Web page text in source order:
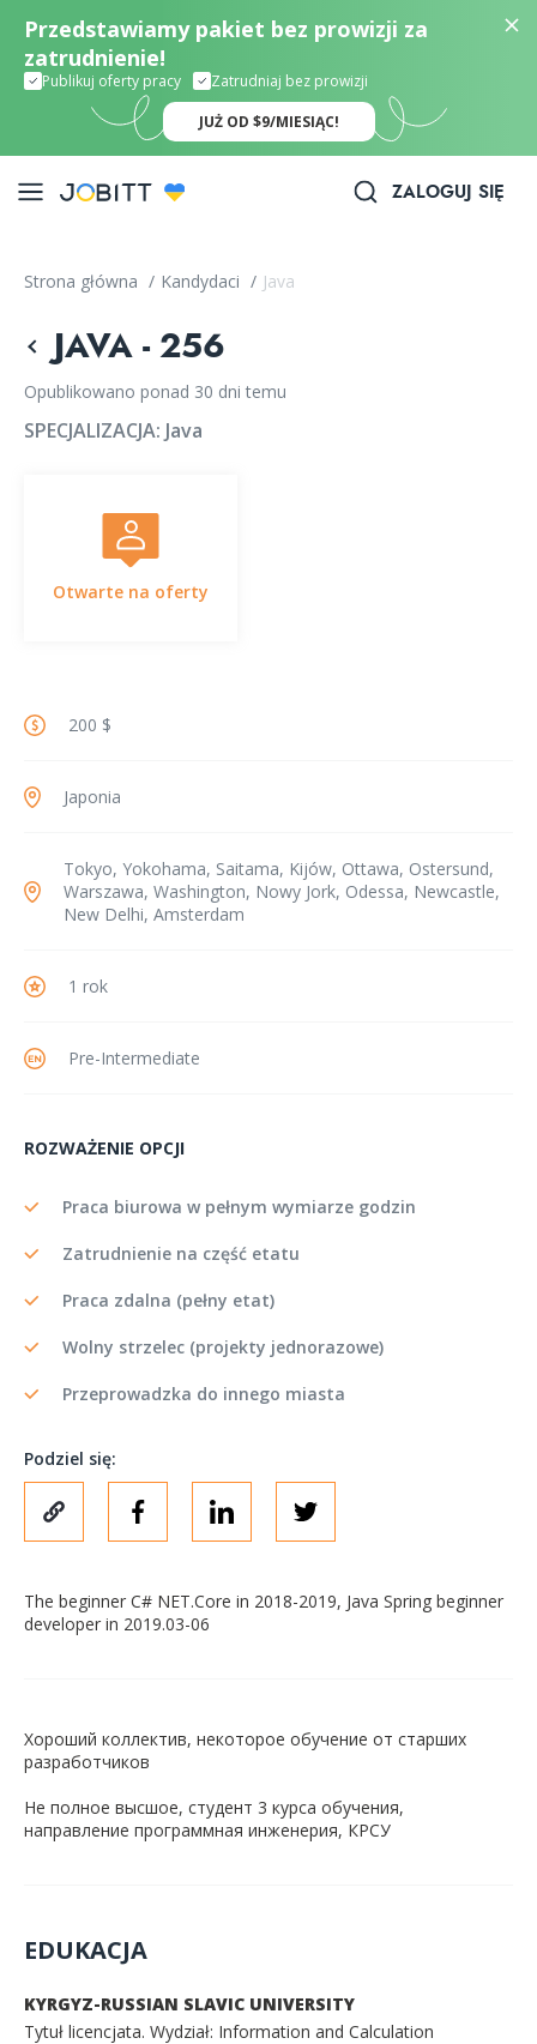
Przedstawiamy pakiet bez prowizji za
zatrudnienie!
Publikuj oferty pracy Zatrudniaj bez prowizji
JUŻ OD $9/MIESIĄC!
ZALOGUJ SIĘ
Strona główna / Kandydaci / Java
JAVA - 256
Opublikowano ponad 30 dni temu
SPECJALIZACJA: Java
Otwarte na oferty
200 $
Japonia
Tokyo, Yokohama, Saitama, Kijów, Ottawa, Ostersund,
Warszawa, Washington, Nowy Jork, Odessa, Newcastle,
New Delhi, Amsterdam
1 rok
Pre-Intermediate
ROZWAŻENIE OPCJI
Praca biurowa w pełnym wymiarze godzin
Zatrudnienie na część etatu
Praca zdalna (pełny etat)
Wolny strzelec (projekty jednorazowe)
Przeprowadzka do innego miasta
Podziel się:
The beginner C# NET.Core in 2018-2019, Java Spring beginner
developer in 2019.03-06
Хороший коллектив, некоторое обучение от старших
разработчиков
Не полное высшое, студент 3 курса обучения,
направление программная инженерия, КРСУ
EDUKACJA
KYRGYZ-RUSSIAN SLAVIC UNIVERSITY
Tytuł licencjata. Wydział: Information and Calculation